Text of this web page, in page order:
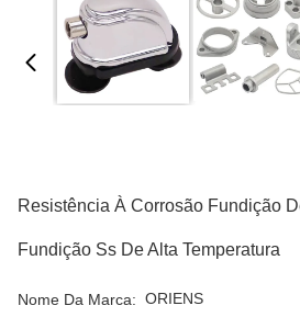
Resistência À Corrosão Fundição
Fundição Ss De Alta Temperatura
Nome Da Marca: ORIENS